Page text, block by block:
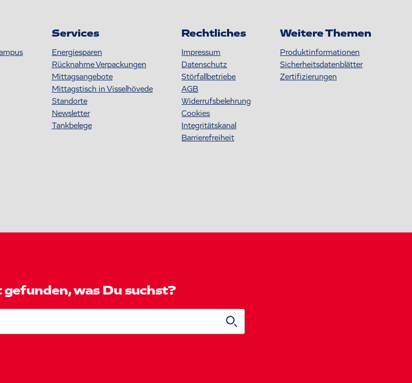
Services
Energiesparen
Rücknahme Verpackungen
Mittagsangebote
Mittagstisch in Visselhövede
Standorte
Newsletter
Tankbelege
Rechtliches
Impressum
Datenschutz
Störfallbetriebe
AGB
Widerrufsbelehrung
Cookies
Integritätskanal
Barrierefreiheit
Weitere Themen
Produktinformationen
S icherheitsdatenblätter
Zertifizierungen
gefunden, was Du suchst?